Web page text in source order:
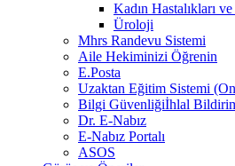
Kadın Hastalıkları
Üroloji
Mhrs Randevu Sistemi
Aile Hekiminizi Öğrenin
E.Posta
Uzaktan Eğitim Sistemi
Bilgi Güvenliğiİhlal
Dr. E-Nabız
E-Nabız Portalı
ASOS